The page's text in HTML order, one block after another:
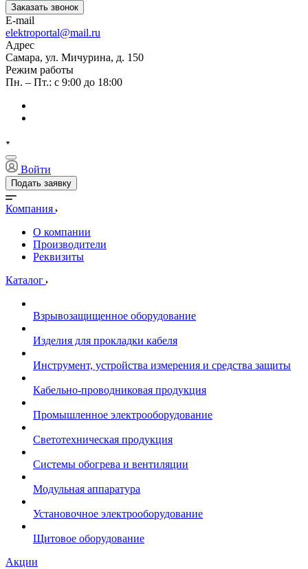
Заказать звонок
E-mail
elektroportal@mail.ru
Адрес
Самара, ул. Мичурина, д. 150
Режим работы
Пн. – Пт.: с 9:00 до 18:00
Войти
Подать заявку
Компания
О компании
Производители
Реквизиты
Каталог
Взрывозащищенное оборудование
Изделия для прокладки кабеля
Инструмент, устройства измерения и средства защиты
Кабельно-проводниковая продукция
Промышленное электрооборудование
Светотехническая продукция
Системы обогрева и вентиляции
Модульная аппаратура
Установочное электрооборудование
Щитовое оборудование
Акции